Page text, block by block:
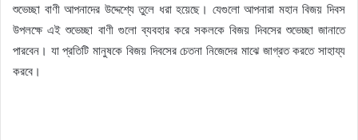
শুভেচ্ছা বাণী আপনাদের উদ্দেশ্যে তুলে ধরা হয়েছে। যেগুলো আপনারা মহান বিজয় দিবস
উপলক্ষে এই শুভেচ্ছা বাণী গুলো ব্যবহার করে সকলকে বিজয় দিবসের শুভেচ্ছা জানাতে
পারবেন। যা প্রতিটি মানুষকে বিজয় দিবসের চেতনা নিজেদের মাঝে জাগ্রত করতে সাহায্য
করবে।